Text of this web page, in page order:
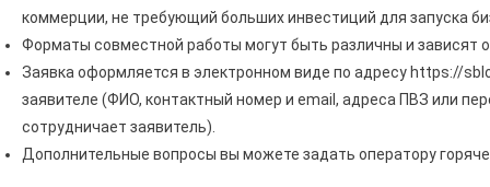
коммерции, не требующий больших инвестиций для запуска
Форматы совместной работы могут быть различны и зависят
Заявка оформляется в электронном виде по адресу https://
заявителе (ФИО, контактный номер и email, адреса ПВЗ или
сотрудничает заявитель).
Дополнительные вопросы вы можете задать оператору